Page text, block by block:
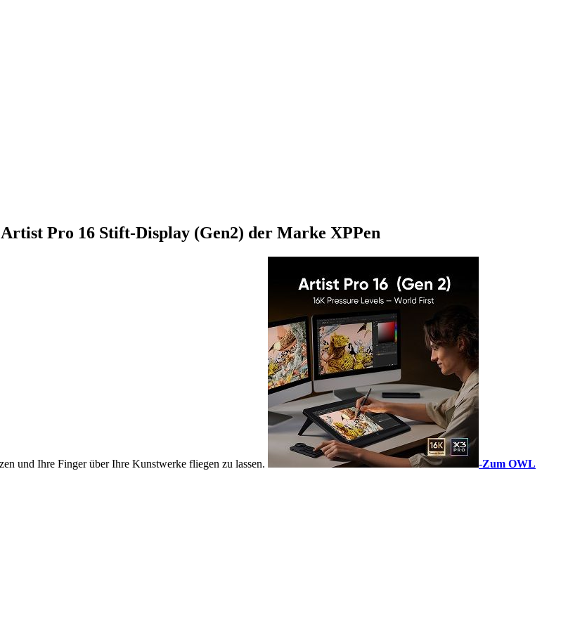
Pro 16 Stift-Display (Gen2) der Marke XPPen
und Ihre Finger über Ihre Kunstwerke fliegen zu lassen. -Zum OWL